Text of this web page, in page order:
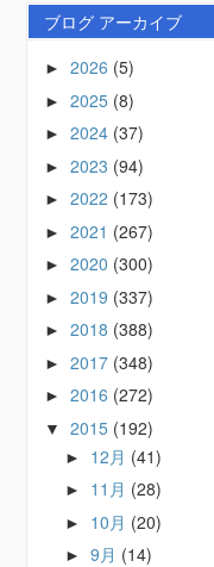
ブログ アーカイブ
►2026 (5)
►2025 (8)
►2024 (37)
►2023 (94)
►2022 (173)
►2021 (267)
►2020 (300)
►2019 (337)
►2018 (388)
►2017 (348)
►2016 (272)
▼2015 (192)
► 12月 (41)
► 11月 (28)
► 10月 (20)
►9月 (14)